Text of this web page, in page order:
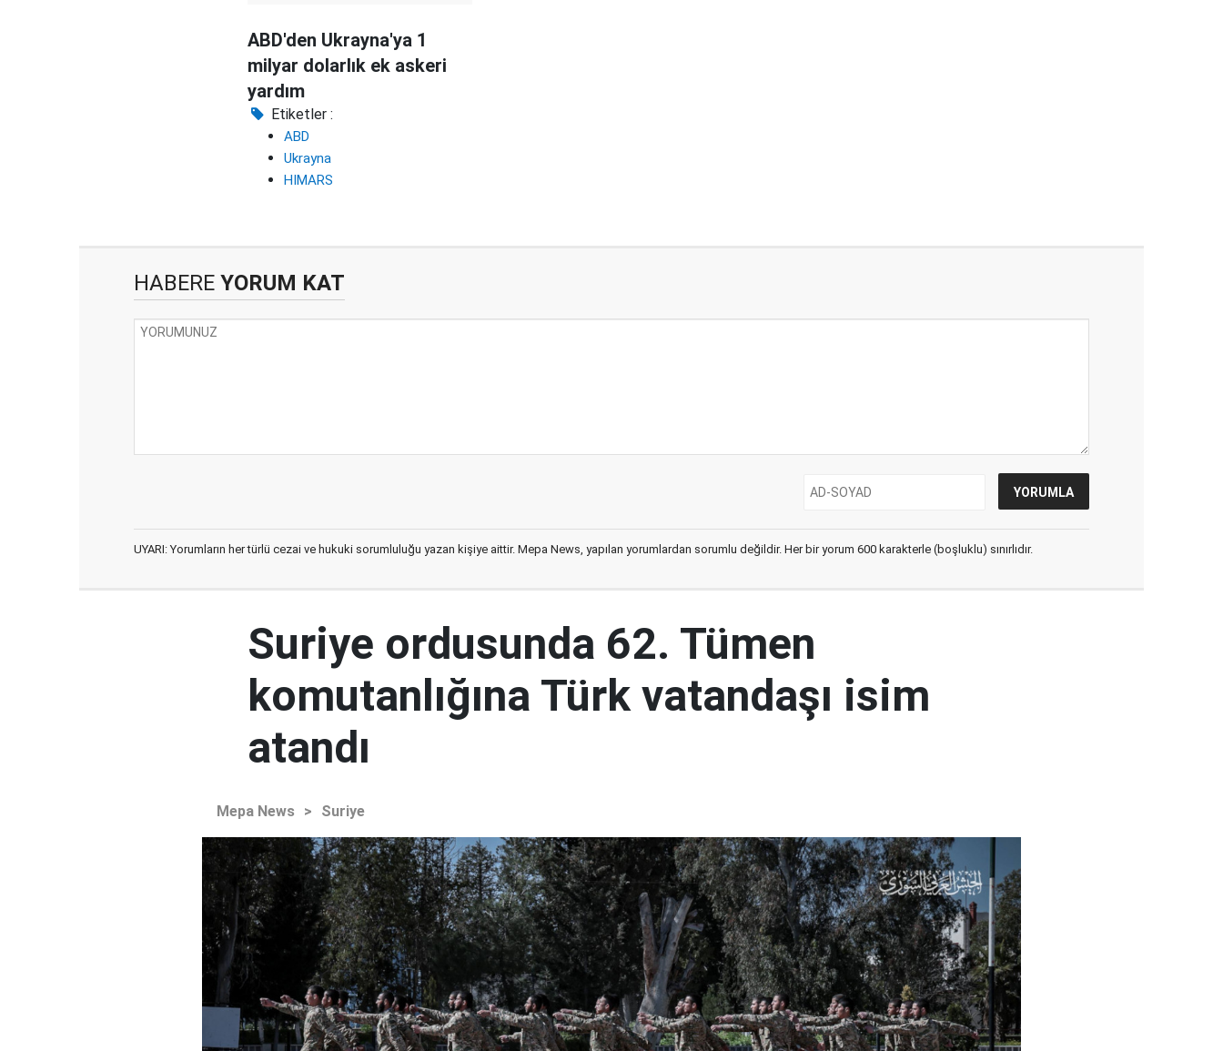
ABD'den Ukrayna'ya 1
milyar dolarlık ek askeri
yardım
Etiketler :
ABD
Ukrayna
HIMARS
HABERE YORUM KAT
UYARI: Yorumların her türlü cezai ve hukuki sorumluluğu yazan kişiye aittir. Mepa News, yapılan yorumlardan sorumlu değildir. Her bir yorum 600 karakterle (boşluklu) sınırlıdır.
Suriye ordusunda 62. Tümen
komutanlığına Türk vatandaşı isim
atandı
Mepa News > Suriye